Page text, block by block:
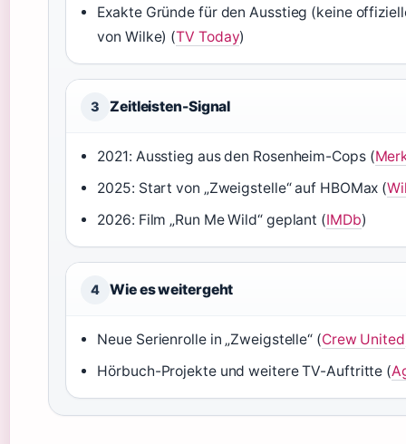
Exakte Gründe für den Ausstieg (keine
von Wilke) (TV Today)
3 Zeitleisten-Signal
2021: Ausstieg aus den Rosenheim-Cops (
2025: Start von „Zweigstelle“ auf HBOMax (
2026: Film „Run Me Wild“ geplant (IMDb)
4 Wie es weitergeht
Neue Serienrolle in „Zweigstelle“ (Crew United
Hörbuch-Projekte und weitere TV-Auftritte (